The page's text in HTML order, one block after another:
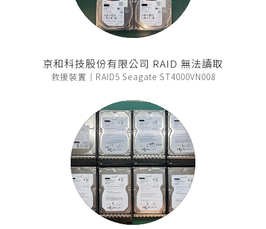
京和科技股份有限公司 RAID 無法讀取
救援裝置｜RAID5 Seagate ST4000VN008